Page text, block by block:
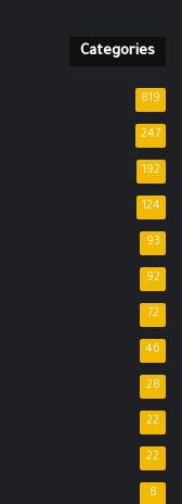
Categories
819
247
192
124
93
92
72
46
28
22
22
8